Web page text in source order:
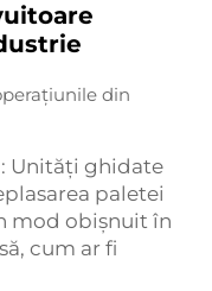
din
: Unități ghidate
paletei
mod obișnuit în
cum ar fi